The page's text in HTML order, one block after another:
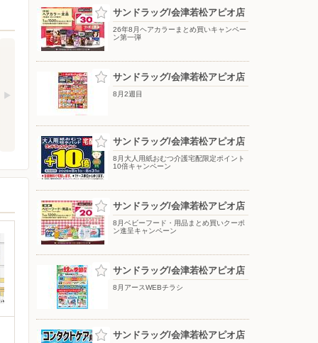
サンドラッグ/会津若松アピオ店
26年8月ヘアカラーまとめ買いキャンペー
ン第一弾
サンドラッグ/会津若松アピオ店
8月2週目
サンドラッグ/会津若松アピオ店
8月大人用紙おむつ介護宅配限定ポイント
10倍キャンペーン
サンドラッグ/会津若松アピオ店
8月ベビーフード・用品まとめ買いクーポ
ン進呈キャンペーン
サンドラッグ/会津若松アピオ店
8月アースWEBチラシ
サンドラッグ/会津若松アピオ店